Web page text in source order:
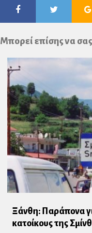
FacebookTwitter
Μπορεί επίσης να
Ξάνθη: Παράπονα
κατοίκους της